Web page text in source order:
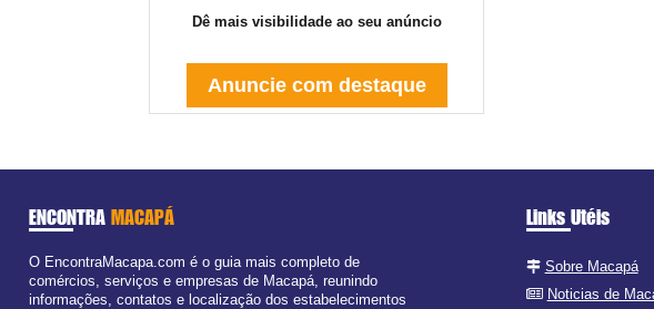
Dê mais visibilidade ao seu anúncio
Anuncie com destaque
ENCONTRA MACAPÁ
O EncontraMacapa.com é o guia mais completo de
comércios, serviços e empresas de Macapá, reunindo
informações, contatos e localização dos estabelecimentos
Links Utéis
Sobre Macapá
Noticias de